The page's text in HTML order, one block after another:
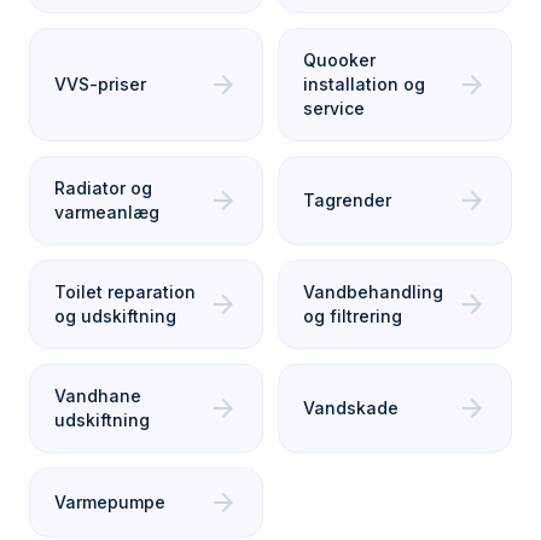
VVS-priser arrow_forward
Quooker
installation og
service
arrow_forward
Radiator og
varmeanlæg
arrow_forward Tagrender arrow_forward
Toilet reparation
og udskiftning
arrow_forward
Vandbehandling
og filtrering
arrow_forward
Vandhane
udskiftning
arrow_forward Vandskade arrow_forward
Varmepumpe arrow_forward